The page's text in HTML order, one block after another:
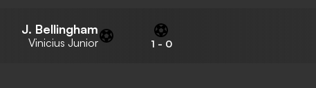
J. Bellingham
Vinicius Junior 1 - 0